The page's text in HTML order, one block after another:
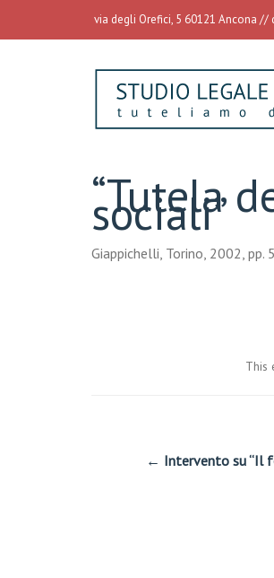
via degli Orefici, 5 60121 Ancona //
“Tutela
sociali”
Giappichelli, Torino, 2002, pp.
This
← Intervento su “Il